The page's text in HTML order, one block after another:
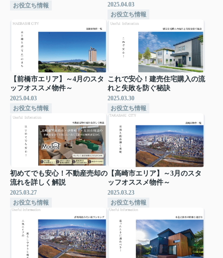
お役立ち情報
2025.04.03
お役立ち情報
【前橋市エリア】～4月のスタ
ッフオススメ物件～
2025.04.03
お役立ち情報
これで安心！建売住宅購入の流
れと失敗を防ぐ秘訣
2025.03.30
お役立ち情報
初めてでも安心！不動産売却の
流れを詳しく解説
2025.03.27
お役立ち情報
【高崎市エリア】～3月のスタ
ッフオススメ物件～
2025.03.23
お役立ち情報